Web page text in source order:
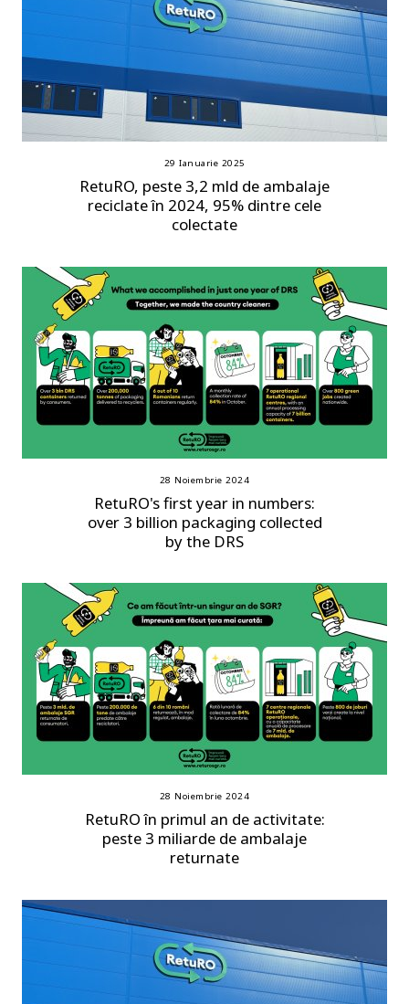
29 Ianuarie 2025
RetuRO, peste 3,2 mld de ambalaje
reciclate în 2024, 95% dintre cele
colectate
28 Noiembrie 2024
RetuRO's first year in numbers:
over 3 billion packaging collected
by the DRS
28 Noiembrie 2024
RetuRO în primul an de activitate:
peste 3 miliarde de ambalaje
returnate